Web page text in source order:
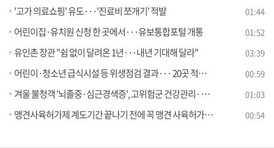
'고가 의료쇼핑' 유도···'진료비 쪼개기' 적발 01:44
어린이집·유치원 신청 한 곳에서···유보통합포털 개통 01:52
유인촌 장관 "쉼 없이 달려온 1년···내년 기대해 달라" 03:39
어린이·청소년 급식시설 등 위생점검 결과··· 20곳 적발·조치 00:59
겨울 불청객 '뇌졸중·심근경색증', 고위험군 건강관리· 조기증상 숙지 중요 01:03
맹견사육허가제 계도기간 끝나기 전에 꼭 맹견 사육허가 받으세요! 00:54